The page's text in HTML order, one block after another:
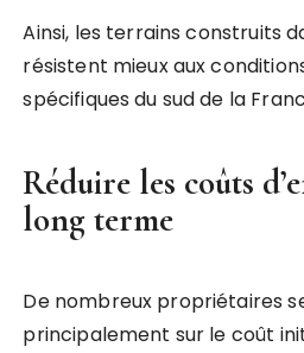
Ainsi, les terrains construits
résistent mieux aux
spécifiques du sud de la
Réduire les coûts
long terme
De nombreux propriétaires
principalement sur le coût